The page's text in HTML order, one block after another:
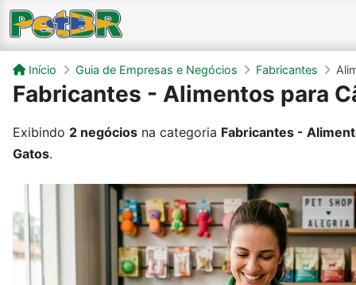
Início Guia de Empresas e Negócios Fabricantes
Fabricantes - Alimentos para
Exibindo 2 negócios na categoria Fabricantes -
Gatos.